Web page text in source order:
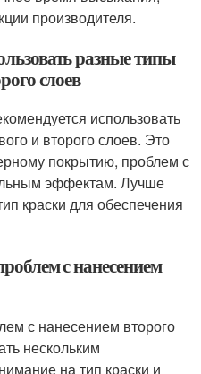
производителя.
разные типы
слоев
использовать
и второго слоев. Это
покрытию, проблем с
эффектам. Лучше
краски для обеспечения
с нанесением
с нанесением второго
нескольким
на тип краски и